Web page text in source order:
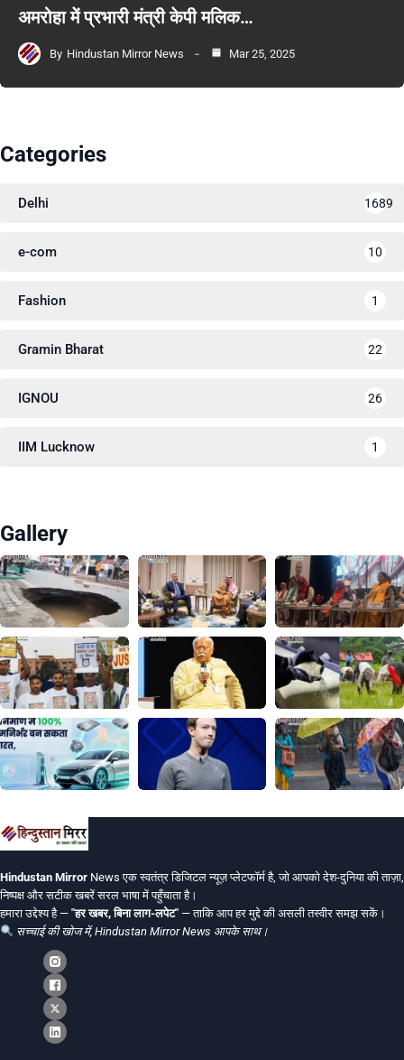
अमरोहा में प्रभारी मंत्री केपी मलिक…
By Hindustan Mirror News Mar 25, 2025
Categories
Delhi 1689
e-com 10
Fashion 1
Gramin Bharat 22
IGNOU 26
IIM Lucknow 1
Gallery
Hindustan Mirror News एक स्वतंत्र डिजिटल न्यूज़ प्लेटफॉर्म है, जो आपको देश-दुनिया की ताज़ा,
निष्पक्ष और सटीक खबरें सरल भाषा में पहुँचाता है।
हमारा उद्देश्य है — "हर खबर, बिना लाग-लपेट" — ताकि आप हर मुद्दे की असली तस्वीर समझ सकें।
सच्चाई की खोज में, Hindustan Mirror News आपके साथ।